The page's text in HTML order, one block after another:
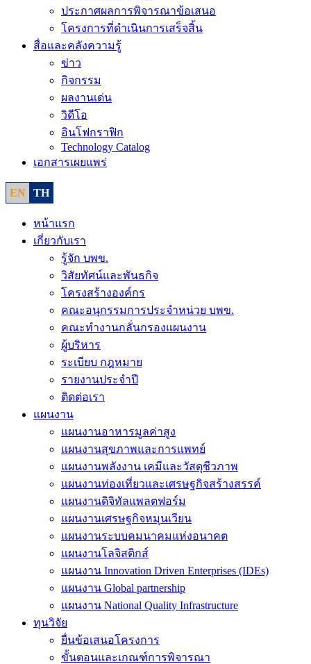
ประกาศผลการพิจารณาข้อเสนอ
โครงการที่ดำเนินการเสร็จสิ้น
สื่อและคลังความรู้
ข่าว
กิจกรรม
ผลงานเด่น
วิดีโอ
อินโฟกราฟิก
Technology Catalog
เอกสารเผยแพร่
EN TH
หน้าแรก
เกี่ยวกับเรา
รู้จัก บพข.
วิสัยทัศน์และพันธกิจ
โครงสร้างองค์กร
คณะอนุกรรมการประจำหน่วย บพข.
คณะทำงานกลั่นกรองแผนงาน
ผู้บริหาร
ระเบียบ กฎหมาย
รายงานประจำปี
ติดต่อเรา
แผนงาน
แผนงานอาหารมูลค่าสูง
แผนงานสุขภาพและการแพทย์
แผนงานพลังงาน เคมีและวัสดุชีวภาพ
แผนงานท่องเที่ยวและเศรษฐกิจสร้างสรรค์
แผนงานดิจิทัลแพลตฟอร์ม
แผนงานเศรษฐกิจหมุนเวียน
แผนงานระบบคมนาคมแห่งอนาคต
แผนงานโลจิสติกส์
แผนงาน Innovation Driven Enterprises (IDEs)
แผนงาน Global partnership
แผนงาน National Quality Infrastructure
ทุนวิจัย
ยื่นข้อเสนอโครงการ
ขั้นตอนและเกณฑ์การพิจารณา